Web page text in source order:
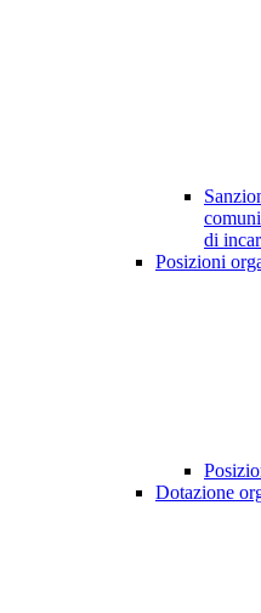
di
Posizioni
Dotazione